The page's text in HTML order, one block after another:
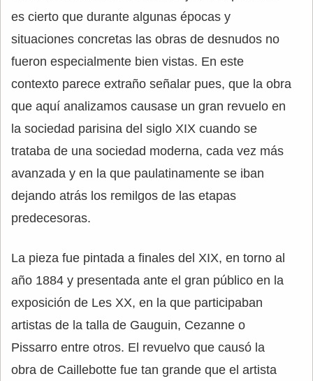
es cierto que durante algunas épocas y
situaciones concretas las obras de desnudos no
fueron especialmente bien vistas. En este
contexto parece extraño señalar pues, que la obra
que aquí analizamos causase un gran revuelo en
la sociedad parisina del siglo XIX cuando se
trataba de una sociedad moderna, cada vez más
avanzada y en la que paulatinamente se iban
dejando atrás los remilgos de las etapas
predecesoras.
La pieza fue pintada a finales del XIX, en torno al
año 1884 y presentada ante el gran público en la
exposición de Les XX, en la que participaban
artistas de la talla de Gauguin, Cezanne o
Pissarro entre otros. El revuelvo que causó la
obra de Caillebotte fue tan grande que el artista